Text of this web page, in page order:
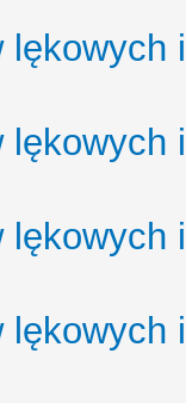
lękowych
lękowych
lękowych
lękowych